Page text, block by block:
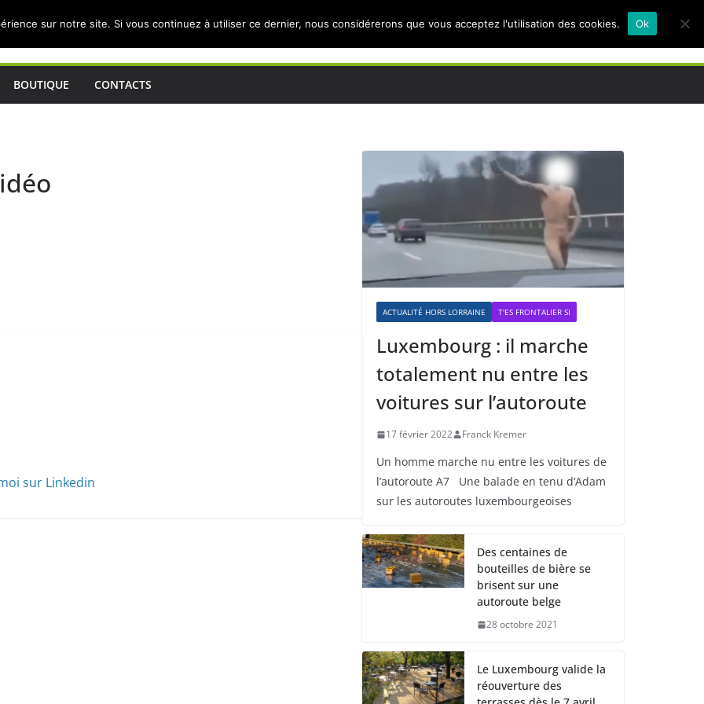
BOUTIQUE CONTACTS
sur Linkedin
ACTUALITÉ HORS LORRAINE T'ES FRONTALIER SI
Luxembourg : il marche
totalement nu entre les
voitures sur l’autoroute
17 février 2022 Franck Kremer
Un homme marche nu entre les voitures de
l’autoroute A7 Une balade en tenu d’Adam
sur les autoroutes luxembourgeoises
Des centaines de
bouteilles de bière se
brisent sur une
autoroute belge
28 octobre 2021
Le Luxembourg valide la
réouverture des
sur notre site. Si vous continuez à utiliser ce dernier, nous considérerons que vous acceptez l'utilisation des cookies. Ok